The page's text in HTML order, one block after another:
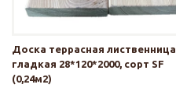
Доска террасная лиственница
гладкая 28*120*2000, сорт SF
(0,24м2)